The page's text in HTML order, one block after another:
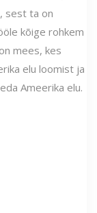
sest ta on
kõige rohkem
mees, kes
elu loomist ja
Ameerika elu.